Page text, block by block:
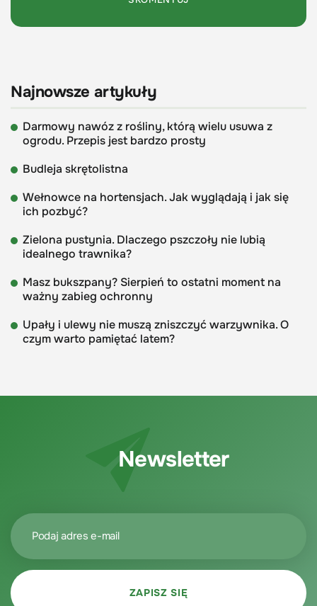
Najnowsze artykuły
Darmowy nawóz z rośliny, którą wielu usuwa z
ogrodu. Przepis jest bardzo prosty
Budleja skrętolistna
Wełnowce na hortensjach. Jak wyglądają i jak się
ich pozbyć?
Zielona pustynia. Dlaczego pszczoły nie lubią
idealnego trawnika?
Masz bukszpany? Sierpień to ostatni moment na
ważny zabieg ochronny
Upały i ulewy nie muszą zniszczyć warzywnika. O
czym warto pamiętać latem?
Newsletter